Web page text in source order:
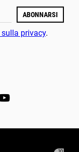
ABONNARSI
privacy.